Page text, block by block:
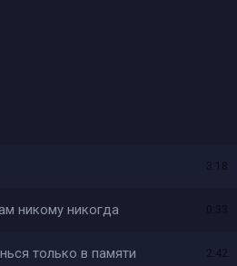
3:18
никому никогда
только в памяти 2:42